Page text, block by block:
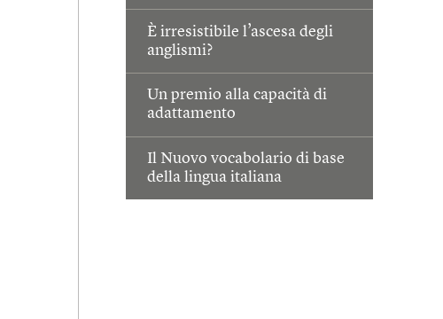
È irresistibile l’ascesa degli
anglismi?
Un premio alla capacità di
adattamento
Il Nuovo vocabolario di base
della lingua italiana